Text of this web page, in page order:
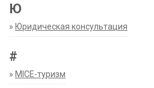
Ю
» Юридическая консультация
#
» MICE-туризм